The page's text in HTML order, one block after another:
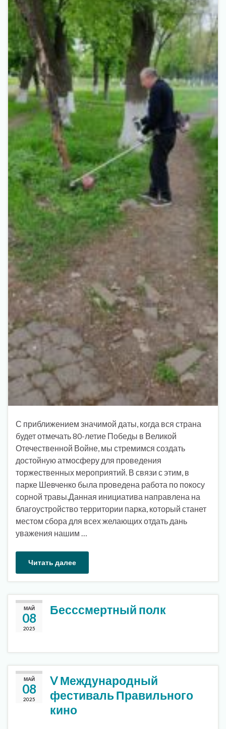
С приближением значимой даты, когда вся страна
будет отмечать 80-летие Победы в Великой
Отечественной Войне, мы стремимся создать
достойную атмосферу для проведения
торжественных мероприятий. В связи с этим, в
парке Шевченко была проведена работа по покосу
сорной травы.Данная инициатива направлена на
благоустройство территории парка, который станет
местом сбора для всех желающих отдать дань
уважения нашим …
Читать далее
МАЙ
08
2025
Бесссмертный полк
МАЙ
08
2025
V Международный
фестиваль Правильного
кино